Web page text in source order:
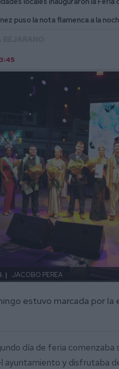
puso la nota flamenca a la
| JACOBO PEREA
estuvo marcada por
día de feria
ayuntamiento y disfrutaba